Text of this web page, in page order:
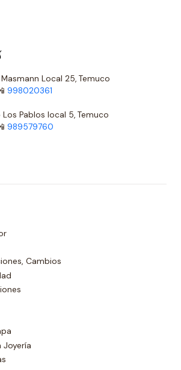
Masmann Local 25, Temuco
998020361
Los Pablos local 5, Temuco
989579760
Cambios
Joyería